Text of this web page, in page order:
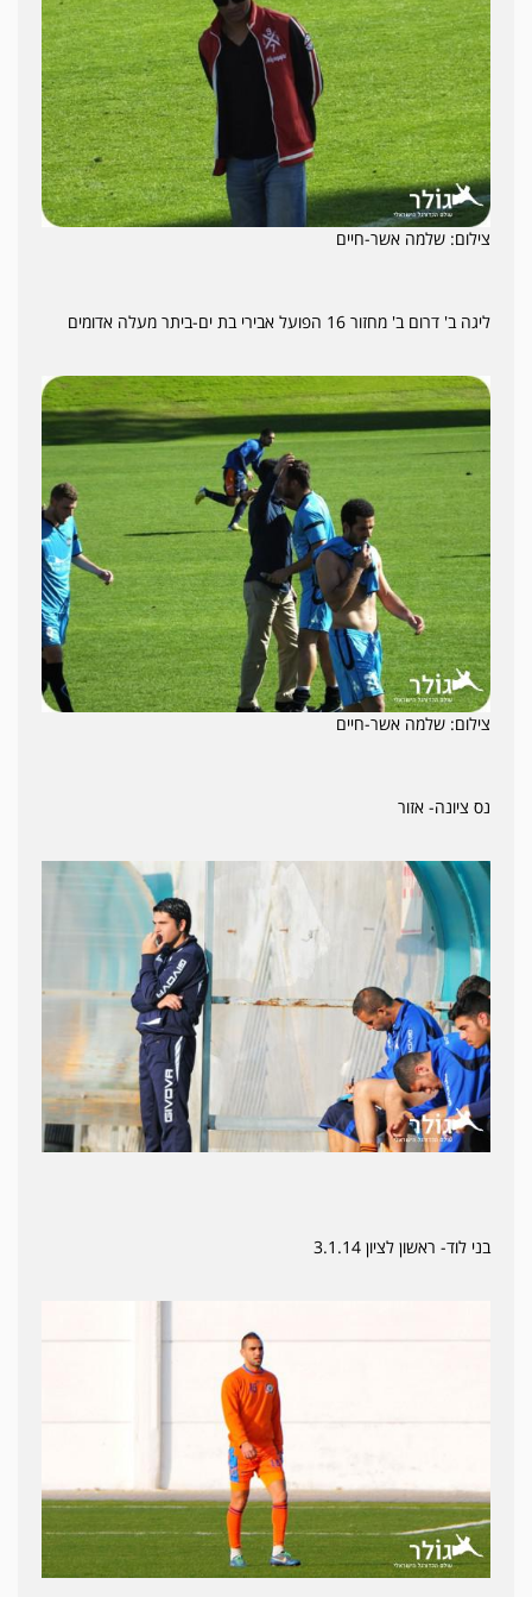
צילום: שלמה אשר-חיים
ליגה ב' דרום ב' מחזור 16 הפועל אבירי בת ים-ביתר מעלה אדומים
צילום: שלמה אשר-חיים
נס ציונה- אזור
בני לוד- ראשון לציון 3.1.14